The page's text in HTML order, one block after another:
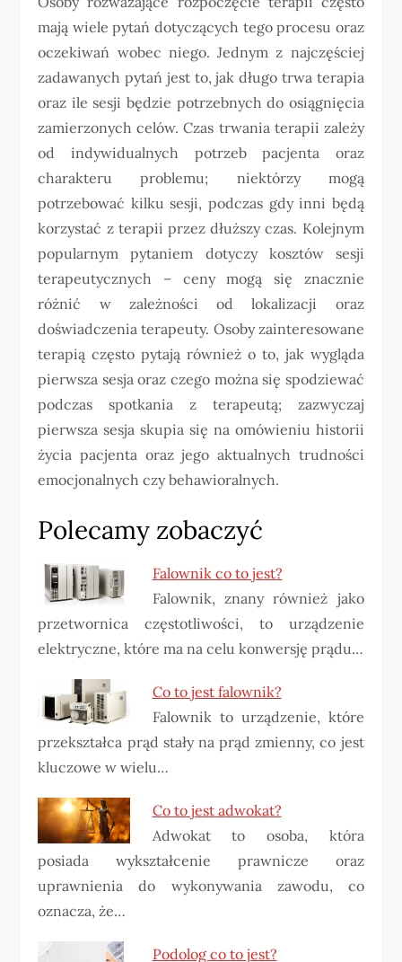
mają wiele pytań dotyczących tego procesu oraz
oczekiwań wobec niego. Jednym z najczęściej
zadawanych pytań jest to, jak długo trwa terapia
oraz ile sesji będzie potrzebnych do osiągnięcia
zamierzonych celów. Czas trwania terapii zależy
od indywidualnych potrzeb pacjenta oraz
charakteru problemu; niektórzy mogą
potrzebować kilku sesji, podczas gdy inni będą
korzystać z terapii przez dłuższy czas. Kolejnym
popularnym pytaniem dotyczy kosztów sesji
terapeutycznych – ceny mogą się znacznie
różnić w zależności od lokalizacji oraz
doświadczenia terapeuty. Osoby zainteresowane
terapią często pytają również o to, jak wygląda
pierwsza sesja oraz czego można się spodziewać
podczas spotkania z terapeutą; zazwyczaj
pierwsza sesja skupia się na omówieniu historii
życia pacjenta oraz jego aktualnych trudności
emocjonalnych czy behawioralnych.
Polecamy zobaczyć
Falownik co to jest?
Falownik, znany również jako
przetwornica częstotliwości, to urządzenie
elektryczne, które ma na celu konwersję prądu…
Co to jest falownik?
Falownik to urządzenie, które
przekształca prąd stały na prąd zmienny, co jest
kluczowe w wielu…
Co to jest adwokat?
Adwokat to osoba, która
posiada wykształcenie prawnicze oraz
uprawnienia do wykonywania zawodu, co
oznacza, że…
Podolog co to jest?